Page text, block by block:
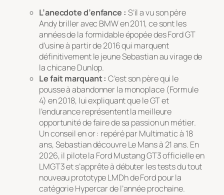
L’anecdote d’enfance : S’il a vu son père
Andy briller avec BMW en 2011, ce sont les
années de la formidable épopée des Ford GT
d’usine à partir de 2016 qui marquent
définitivement le jeune Sebastian au virage de
la chicane Dunlop.
Le fait marquant : C’est son père qui le
pousse à abandonner la monoplace (Formule
4) en 2018, lui expliquant que le GT et
l’endurance représentent la meilleure
opportunité de faire de sa passion un métier.
Un conseil en or : repéré par Multimatic à 18
ans, Sebastian découvre Le Mans à 21 ans. En
2026, il pilote la Ford Mustang GT3 officielle en
LMGT3 et s’apprête à débuter les tests du tout
nouveau prototype LMDh de Ford pour la
catégorie Hypercar de l’année prochaine.